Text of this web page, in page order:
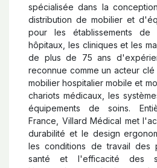
spécialisée dans la
distribution de mobilier et
pour les établissements
hôpitaux, les cliniques et les
de plus de 75 ans
reconnue comme un acteur
mobilier hospitalier mobile et
chariots médicaux, les
équipements de soins.
France, Villard Médical met
durabilité et le design
les conditions de travail des
santé et l'efficacité des